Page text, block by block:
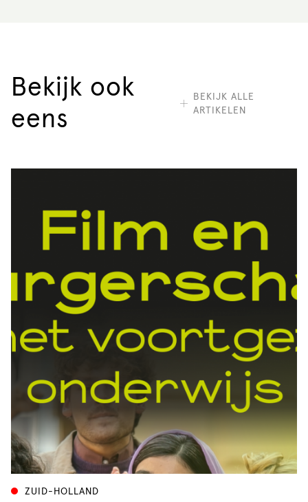
Bekijk ook
eens
BEKIJK ALLE
ARTIKELEN
ZUID-HOLLAND